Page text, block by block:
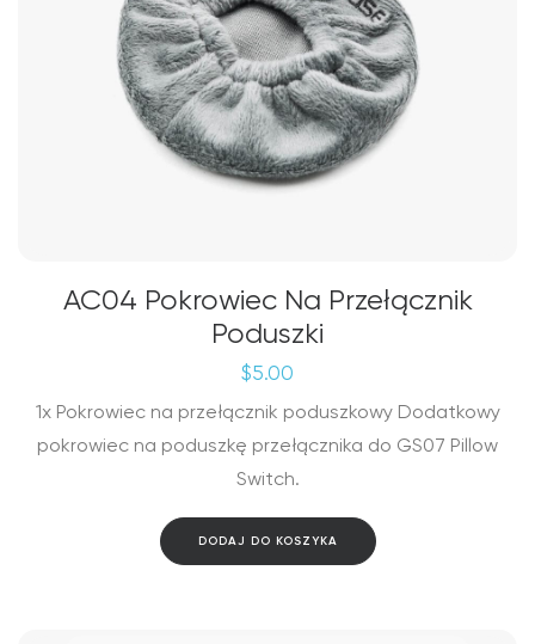
AC04 Pokrowiec Na Przełącznik
Poduszki
$5.00
1x Pokrowiec na przełącznik poduszkowy Dodatkowy
pokrowiec na poduszkę przełącznika do GS07 Pillow
Switch.
DODAJ DO KOSZYKA